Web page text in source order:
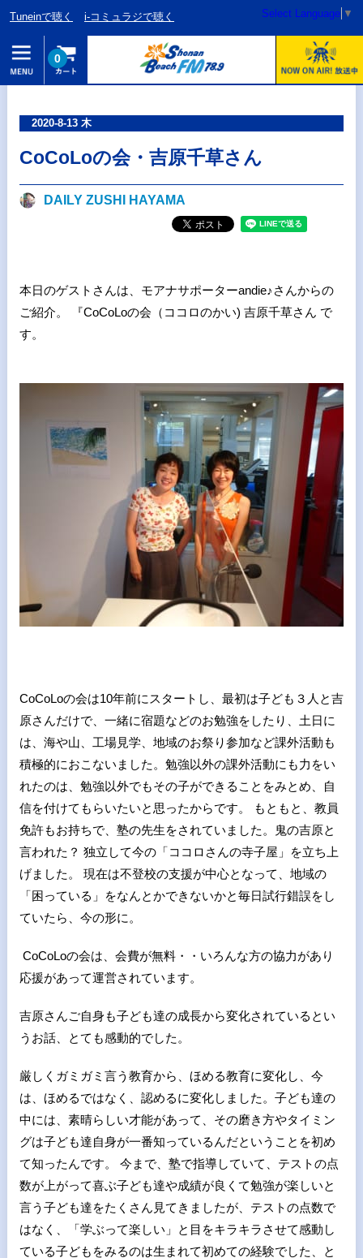
Tuneinで聴く i-コミュラジで聴く Select Language ▼
0
2020-8-13 木
CoCoLoの会・吉原千草さん
DAILY ZUSHI HAYAMA
本日のゲストさんは、モアナサポーターandie♪さんからの
ご紹介。 『CoCoLoの会（ココロのかい) 吉原千草さん で
す。
CoCoLoの会は10年前にスタートし、最初は子ども３人と吉
原さんだけで、一緒に宿題などのお勉強をしたり、土日に
は、海や山、工場見学、地域のお祭り参加など課外活動も
積極的におこないました。勉強以外の課外活動にも力をい
れたのは、勉強以外でもその子ができることをみとめ、自
信を付けてもらいたいと思ったからです。 もともと、教員
免許もお持ちで、塾の先生をされていました。鬼の吉原と
言われた？ 独立して今の「ココロさんの寺子屋」を立ち上
げました。 現在は不登校の支援が中心となって、地域の
「困っている」をなんとかできないかと毎日試行錯誤をし
ていたら、今の形に。
CoCoLoの会は、会費が無料・・いろんな方の協力があり
応援があって運営されています。
吉原さんご自身も子ども達の成長から変化されているとい
うお話、とても感動的でした。
厳しくガミガミ言う教育から、ほめる教育に変化し、今
は、ほめるではなく、認めるに変化しました。子ども達の
中には、素晴らしい才能があって、その磨き方やタイミン
グは子ども達自身が一番知っているんだということを初め
て知ったんです。 今まで、塾で指導していて、テストの点
数が上がって喜ぶ子ども達や成績が良くて勉強が楽しいと
言う子ども達をたくさん見てきましたが、テストの点数で
はなく、「学ぶって楽しい」と目をキラキラさせて感動し
ている子どもをみるのは生まれて初めての経験でした、と